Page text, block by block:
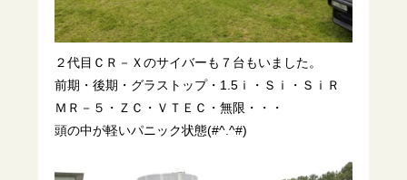
２代目ＣＲ－Ｘのサイバーも７台もいました。
前期・後期・グラストップ・1.5ｉ・Ｓｉ・ＳｉＲ
ＭＲ－５・ＺＣ・ＶＴＥＣ・無限・・・
頭の中が軽いパニック状態(#^.^#)